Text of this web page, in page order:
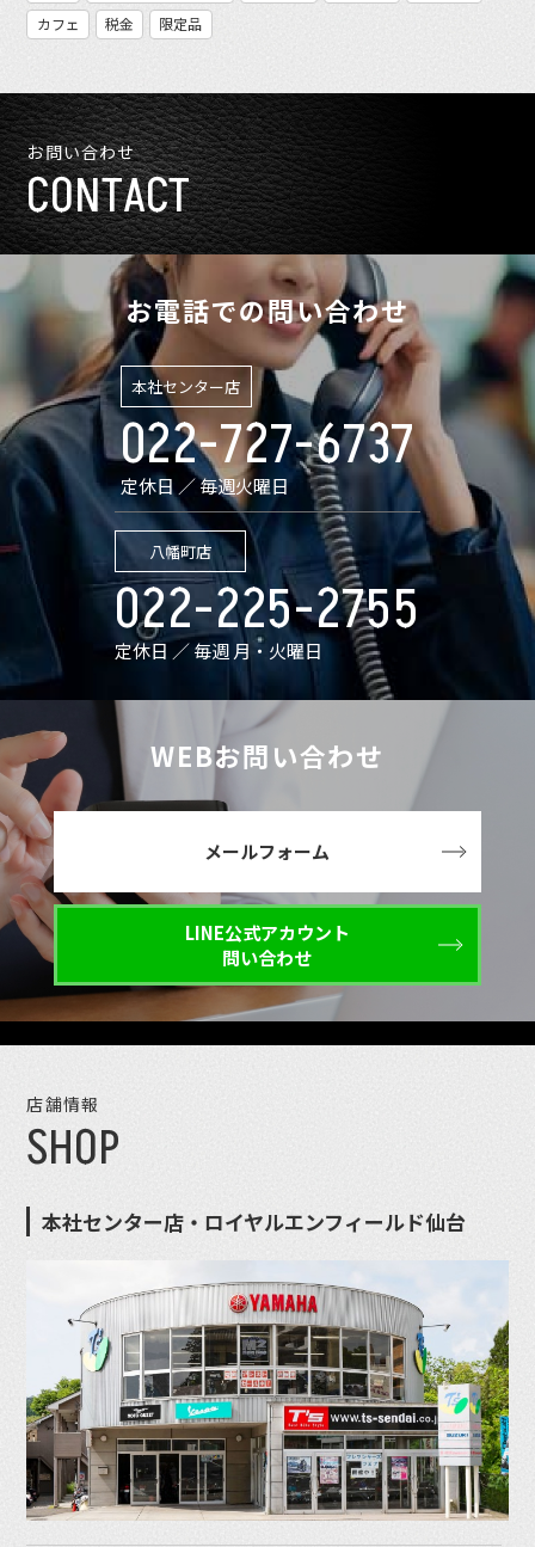
カフェ
税金 限定品
お問い合わせ
CONTACT
お電話での問い合わせ
本社センター店
022-727-6737
定休日 ／ 毎週火曜日
八幡町店
022-225-2755
定休日 ／ 毎週 月・火曜日
WEBお問い合わせ
メールフォーム
LINE公式アカウント
問い合わせ
店舗情報
SHOP
本社センター店・ロイヤルエンフィールド仙台